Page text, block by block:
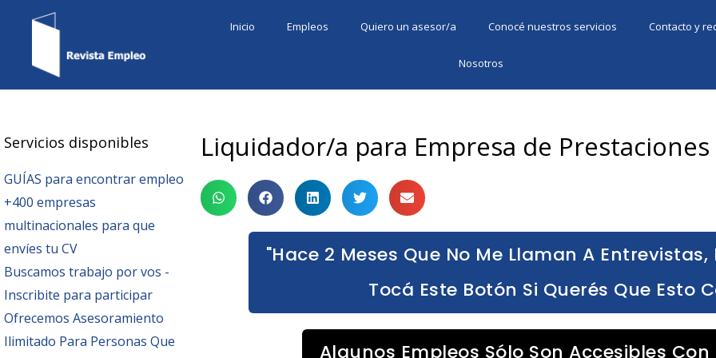
Inicio Empleos Quiero un asesor/a Conocé nuestros servicios Contacto y
Nosotros
Servicios disponibles
GUÍAS para encontrar empleo
+400 empresas
multinacionales para que
envíes tu CV
Buscamos trabajo por vos -
Inscribite para participar
Ofrecemos Asesoramiento
Ilimitado Para Personas Que
Liquidador/a para Empresa de
"Hace 2 Meses Que No Me Llaman A Entrevistas,
Tocá Este Botón Si Querés Que Esto
Algunos Empleos Sólo Son Accesibles